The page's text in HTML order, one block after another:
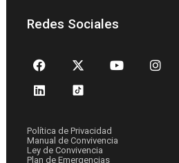
Redes Sociales
Política de Privacidad
Manual de Convivencia
Ley de Convivencia
Plan de Emergencias